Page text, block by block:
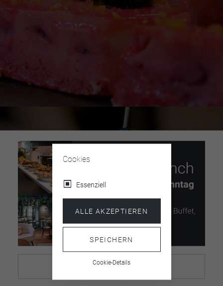
Cookies
Essenziell
ALLE AKZEPTIEREN
SPEICHERN
Cookie-Details
SCHLIESSEN